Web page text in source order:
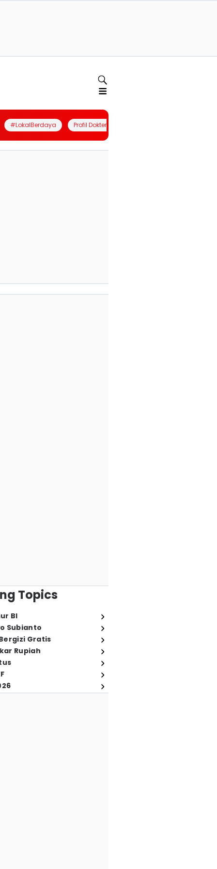
#LokalBerdaya Profil Dokter
Topics
BI
Subianto
Gratis
Rupiah